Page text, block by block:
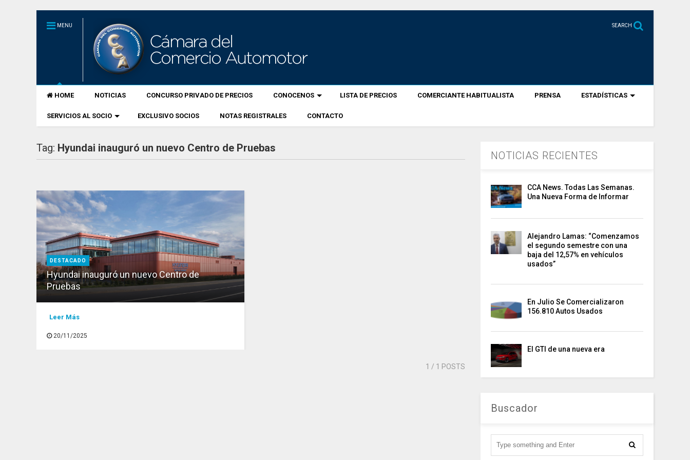
MENU SEARCH
HOME NOTICIAS CONCURSO PRIVADO DE PRECIOS CONOCENOS LISTA DE PRECIOS COMERCIANTE HABITUALISTA PRENSA ESTADÍSTICAS
SERVICIOS AL SOCIO EXCLUSIVO SOCIOS NOTAS REGISTRALES CONTACTO
Tag: Hyundai inauguró un nuevo Centro de Pruebas
DESTACADO
Hyundai inauguró un nuevo Centro de
Pruebas
Leer Más
20/11/2025
1 / 1 POSTS
NOTICIAS RECIENTES
CCA News. Todas Las Semanas.
Una Nueva Forma de Informar
Alejandro Lamas: “Comenzamos
el segundo semestre con una
baja del 12,57% en vehículos
usados”
En Julio Se Comercializaron
156.810 Autos Usados
El GTI de una nueva era
Buscador